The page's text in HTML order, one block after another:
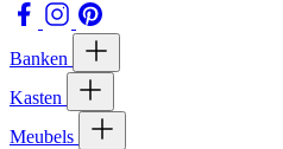
Banken
Kasten
Meubels